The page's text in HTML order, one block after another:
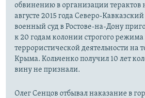
обвинению в организации терактов
августе 2015 года Северо-
военный суд в Ростове-на-Дону
к 20 годам колонии строгого
террористической деятельности на
Крыма. Кольченко получил 10 лет
вину не признали.
Олег Сенцов отбывал наказание в